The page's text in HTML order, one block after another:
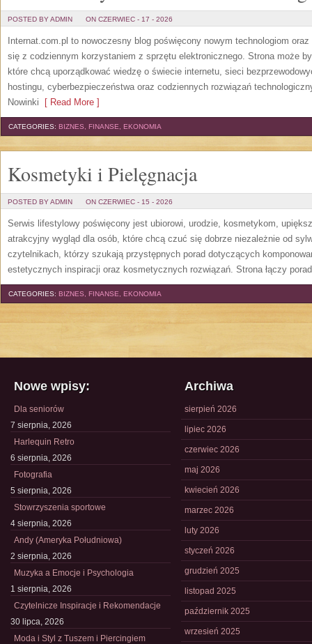
POSTED BY ADMIN ON CZERWIEC - 17 - 2026
Internat.com.pl to nowoczesny blog poświęcony nowym technologiom
się z codziennym korzystaniem z sprzętu elektronicznego. Strona może
które chcą uporządkować wiedzę o świecie internetu, sieci
hostingu, cyberbezpieczeństwa oraz codziennych rozwiązań
Nowinki [ Read More ]
CATEGORIES: BIZNES, FINANSE, EKONOMIA
Kosmetyki i Pielęgnacja
POSTED BY ADMIN ON CZERWIEC - 15 - 2026
Serwis lifestylowy poświęcony jest ubiorowi, urodzie, kosmetykom,
atrakcyjny wygląd dla osób, które chcą czuć się dobrze niezależnie od
czytelnikach, którzy szukają przystępnych porad dotyczących
estetycznych inspiracji oraz kosmetycznych rozwiązań. Strona łączy
CATEGORIES: BIZNES, FINANSE, EKONOMIA
Nowe wpisy:
Dla seniorów
7 sierpnia, 2026
Harlequin Retro
6 sierpnia, 2026
Fotografia
5 sierpnia, 2026
Stowrzyszenia sportowe
4 sierpnia, 2026
Andy (Ameryka Południowa)
2 sierpnia, 2026
Muzyka a Emocje i Psychologia
1 sierpnia, 2026
Czytelnicze Inspiracje i Rekomendacje
30 lipca, 2026
Moda i Styl z Tuszem i Piercingiem
Archiwa
sierpień 2026
lipiec 2026
czerwiec 2026
maj 2026
kwiecień 2026
marzec 2026
luty 2026
styczeń 2026
grudzień 2025
listopad 2025
październik 2025
wrzesień 2025